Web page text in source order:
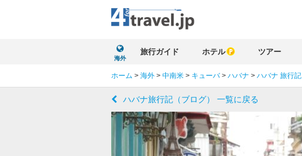
海外
旅行ガイド ホテル ツアー
ホーム > 海外 > 中南米 > キューバ > ハバナ > ハバナ 旅行記
ハバナ旅行記（ブログ） 一覧に戻る